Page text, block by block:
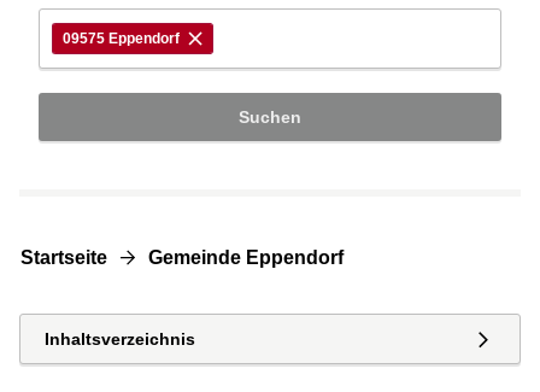
09575 Eppendorf
Suchen
Startseite Gemeinde Eppendorf
Inhaltsverzeichnis